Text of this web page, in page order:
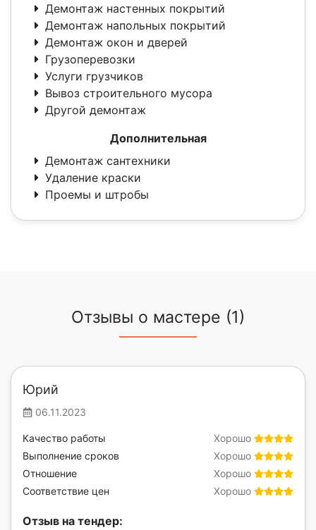
Демонтаж настенных покрытий
Демонтаж напольных покрытий
Демонтаж окон и дверей
Грузоперевозки
Услуги грузчиков
Вывоз строительного мусора
Другой демонтаж
Дополнительная
Демонтаж сантехники
Удаление краски
Проемы и штробы
Отзывы о мастере (1)
Юрий
06.11.2023
Хорошо
Качество работы
Хорошо
Выполнение сроков
Хорошо
Отношение
Хорошо
Соответствие цен
Отзыв на тендер: